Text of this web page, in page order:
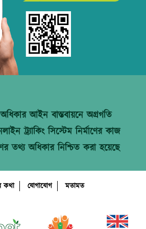
আইন বাস্তবায়নে অগ্রগতি
ট্র্যাকিং সিস্টেম নির্মাণের কাজ
তথ্য অধিকার নিশ্চিত করা হয়েছে
কথা যোগাযোগ মতামত